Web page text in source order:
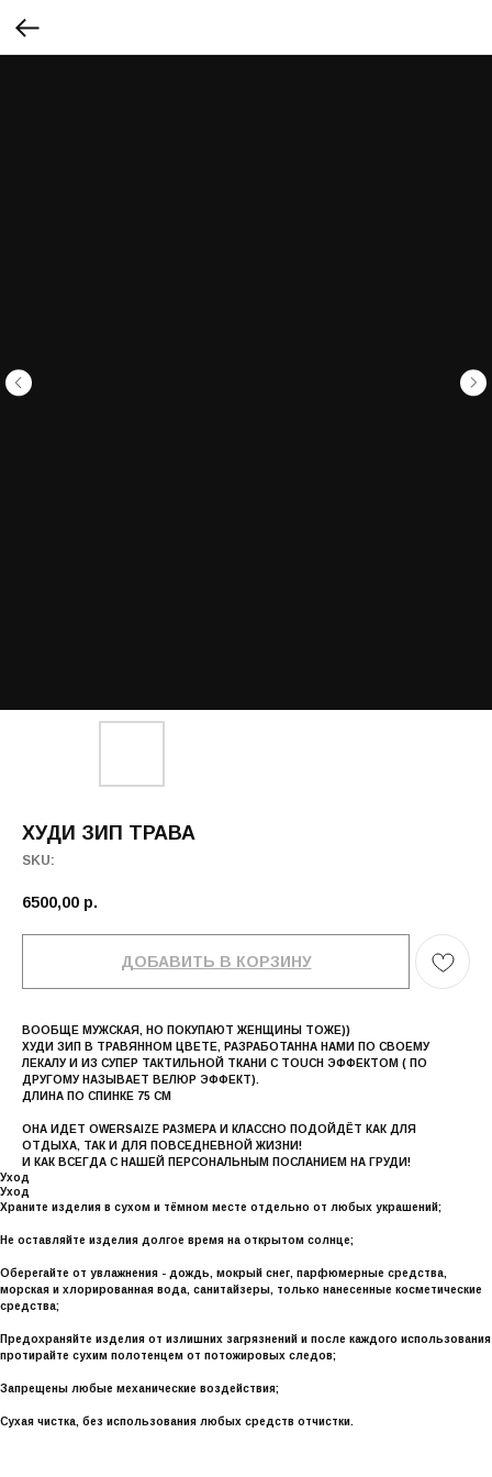
ХУДИ ЗИП ТРАВА
SKU:
6500,00 р.
ДОБАВИТЬ В КОРЗИНУ
ВООБЩЕ МУЖСКАЯ, НО ПОКУПАЮТ ЖЕНЩИНЫ ТОЖЕ))
ХУДИ ЗИП В ТРАВЯННОМ ЦВЕТЕ, РАЗРАБОТАННА НАМИ ПО СВОЕМУ
ЛЕКАЛУ И ИЗ СУПЕР ТАКТИЛЬНОЙ ТКАНИ С TOUCH ЭФФЕКТОМ ( ПО
ДРУГОМУ НАЗЫВАЕТ ВЕЛЮР ЭФФЕКТ).
ДЛИНА ПО СПИНКЕ 75 СМ
ОНА ИДЕТ OWERSAIZE РАЗМЕРА И КЛАССНО ПОДОЙДЁТ КАК ДЛЯ
ОТДЫХА, ТАК И ДЛЯ ПОВСЕДНЕВНОЙ ЖИЗНИ!
И КАК ВСЕГДА С НАШЕЙ ПЕРСОНАЛЬНЫМ ПОСЛАНИЕМ НА ГРУДИ!
Уход
Уход
Храните изделия в сухом и тёмном месте отдельно от любых украшений;
Не оставляйте изделия долгое время на открытом солнце;
Оберегайте от увлажнения - дождь, мокрый снег, парфюмерные средства,
морская и хлорированная вода, санитайзеры, только нанесенные косметические
средства;
Предохраняйте изделия от излишних загрязнений и после каждого использования
протирайте сухим полотенцем от потожировых следов;
Запрещены любые механические воздействия;
Сухая чистка, без использования любых средств отчистки.